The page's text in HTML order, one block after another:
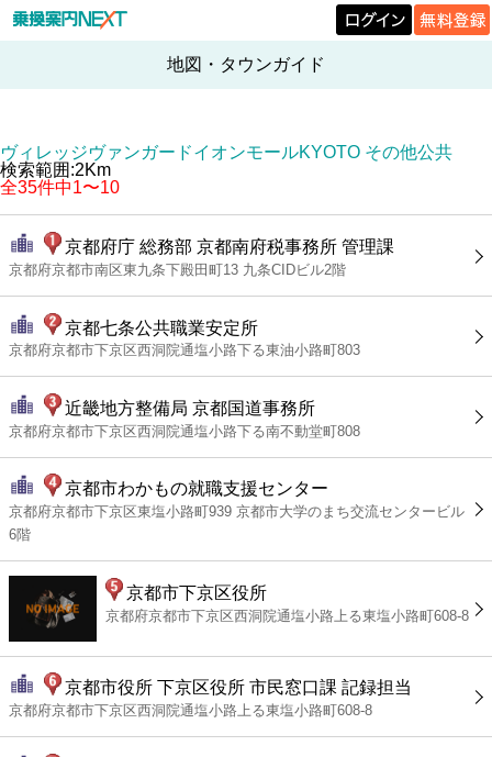
地図・タウンガイド
ヴィレッジヴァンガードイオンモールKYOTO その他公共
検索範囲:2Km
全35件中1〜10
京都府庁 総務部 京都南府税事務所 管理課
京都府京都市南区東九条下殿田町13 九条CIDビル2階
京都七条公共職業安定所
京都府京都市下京区西洞院通塩小路下る東油小路町803
近畿地方整備局 京都国道事務所
京都府京都市下京区西洞院通塩小路下る南不動堂町808
京都市わかもの就職支援センター
京都府京都市下京区東塩小路町939 京都市大学のまち交流センタービル
6階
京都市下京区役所
京都府京都市下京区西洞院通塩小路上る東塩小路町608-8
京都市役所 下京区役所 市民窓口課 記録担当
京都府京都市下京区西洞院通塩小路上る東塩小路町608-8